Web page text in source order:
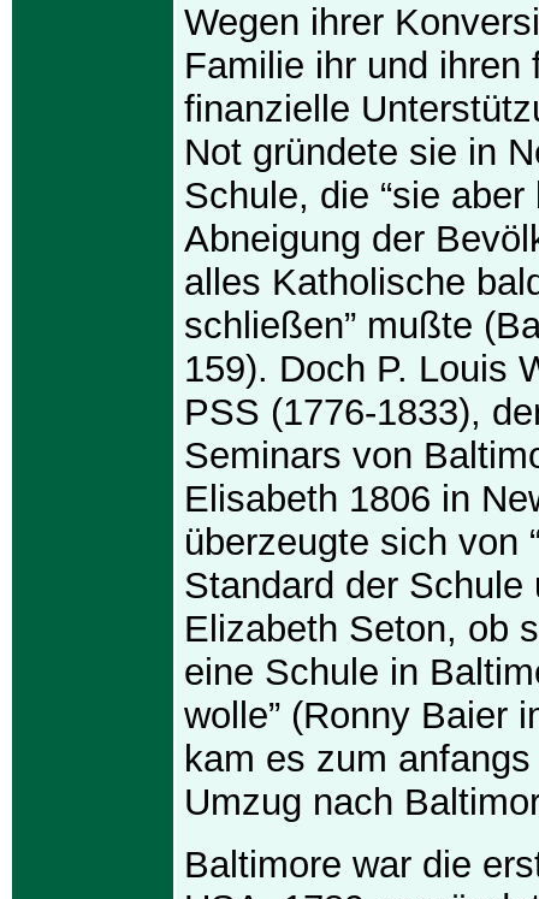
Wegen ihrer
Familie ihr und ihren
finanzielle
Not gründete sie in
Schule, die “sie aber
Abneigung der
alles Katholische
schließen” mußte
159). Doch P. Louis
PSS (1776-1833),
Seminars von
Elisabeth 1806 in
überzeugte sich von
Standard der Schule
Elizabeth Seton, ob
eine Schule in
wolle” (Ronny Baier
kam es zum
Umzug nach
Baltimore war die